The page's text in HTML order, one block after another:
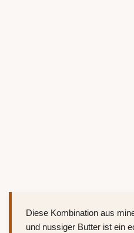
Diese Kombination aus
und nussiger Butter ist ein